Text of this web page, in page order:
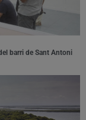
barri de Sant Antoni